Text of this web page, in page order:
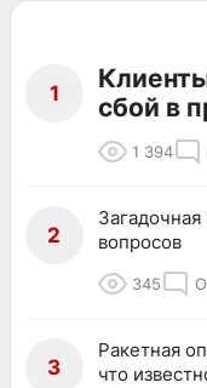
1
сбой в
1 394
2
Загадочная
вопросов
345
3
Ракетная
что